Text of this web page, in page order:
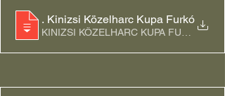
Magyar Honvédésg Amatőr
. Kinizsi Közelharc Kupa Furkó
KINIZSI KÖZELHARC KUPA FURKÓ